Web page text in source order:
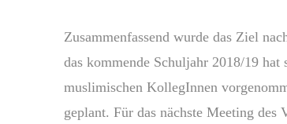
Zusammenfassend wurde das Ziel
das kommende Schuljahr 2018/19
muslimischen KollegInnen
geplant. Für das nächste Meeting des